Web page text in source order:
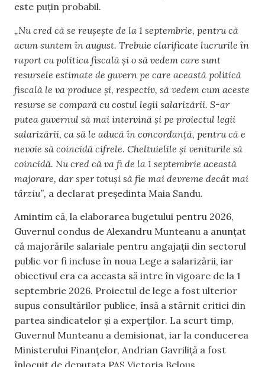
este puțin probabil.
„Nu cred că se reușește de la 1 septembrie, pentru că
acum suntem în august. Trebuie clarificate lucrurile în
raport cu politica fiscală și o să vedem care sunt
resursele estimate de guvern pe care această politică
fiscală le va produce și, respectiv, să vedem cum aceste
resurse se compară cu costul legii salarizării. S-ar
putea guvernul să mai intervină și pe proiectul legii
salarizării, ca să le aducă în concordanță, pentru că e
nevoie să coincidă cifrele. Cheltuielile și veniturile să
coincidă. Nu cred că va fi de la 1 septembrie această
majorare, dar sper totuși să fie mai devreme decât mai
târziu”, a declarat președinta Maia Sandu.
Amintim că, la elaborarea bugetului pentru 2026,
Guvernul condus de Alexandru Munteanu a anunțat
că majorările salariale pentru angajații din sectorul
public vor fi incluse în noua Lege a salarizării, iar
obiectivul era ca aceasta să intre în vigoare de la 1
septembrie 2026. Proiectul de lege a fost ulterior
supus consultărilor publice, însă a stârnit critici din
partea sindicatelor și a experților. La scurt timp,
Guvernul Munteanu a demisionat, iar la conducerea
Ministerului Finanțelor, Andrian Gavriliță a fost